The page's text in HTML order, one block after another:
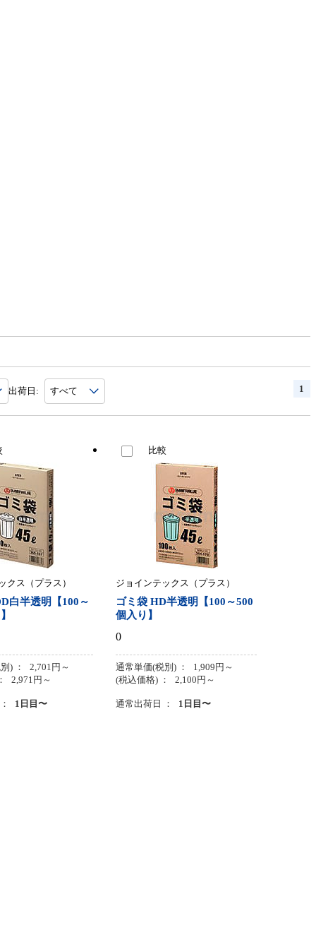
出荷日: 1
クス（プラス）
白半透明【100～
) ： 2,701 円 ～
2,971 円 ～
1日目〜
比較
ジョインテックス（プラス）
ゴミ袋 HD半透明【100～500
個入り】
0
通常単価(税別) ： 1,909 円 ～
(税込価格) ：
2,100 円 ～
通常出荷日 ： 1日目〜